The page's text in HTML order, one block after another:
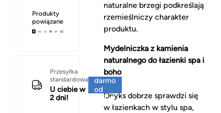
Produkty
powiązane
Przesyłka
standardowa
U ciebie w
2 dni!
darmo
od
150 zł
naturalne brzegi podkreślają
rzemieślniczy charakter
produktu.
Mydelniczka z kamienia
naturalnego do łazienki spa i
boho
Onyks dobrze sprawdzi się
w łazienkach w stylu spa,